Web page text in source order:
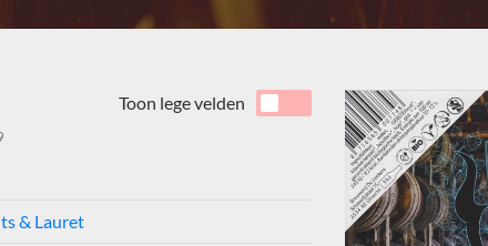
Toon lege velden
& Lauret